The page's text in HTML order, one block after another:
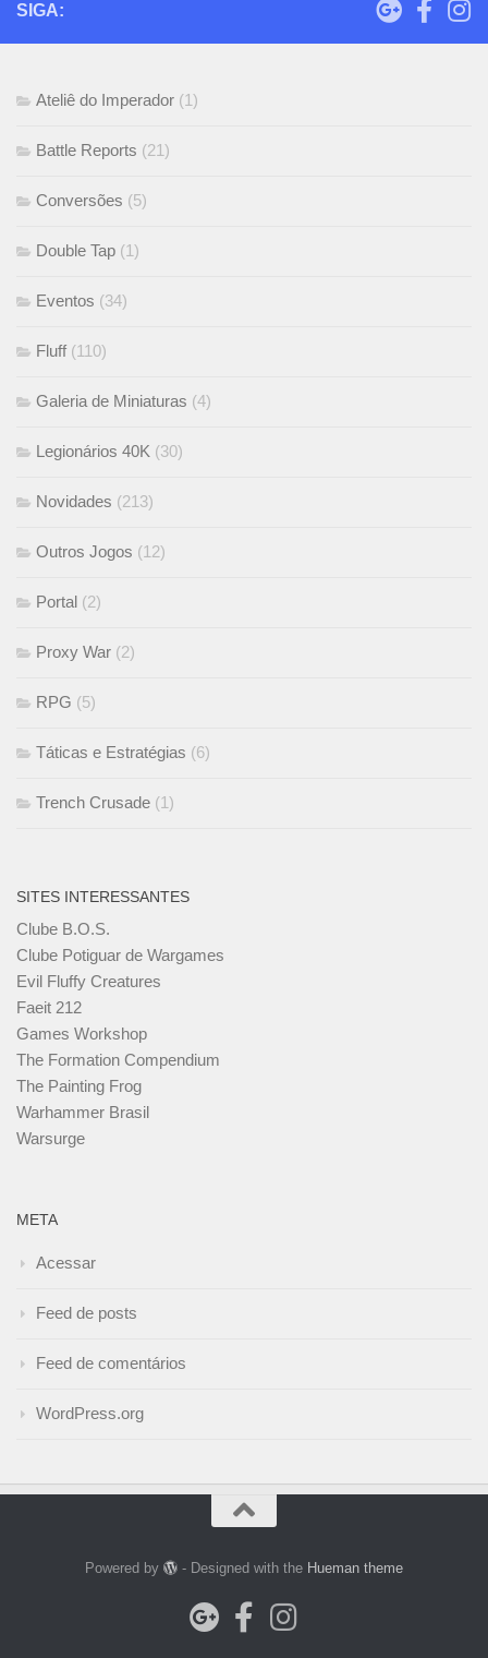
SIGA:
Ateliê do Imperador (1)
Battle Reports (21)
Conversões (5)
Double Tap (1)
Eventos (34)
Fluff (110)
Galeria de Miniaturas (4)
Legionários 40K (30)
Novidades (213)
Outros Jogos (12)
Portal (2)
Proxy War (2)
RPG (5)
Táticas e Estratégias (6)
Trench Crusade (1)
SITES INTERESSANTES
Clube B.O.S.
Clube Potiguar de Wargames
Evil Fluffy Creatures
Faeit 212
Games Workshop
The Formation Compendium
The Painting Frog
Warhammer Brasil
Warsurge
META
Acessar
Feed de posts
Feed de comentários
WordPress.org
Powered by - Designed with the Hueman theme